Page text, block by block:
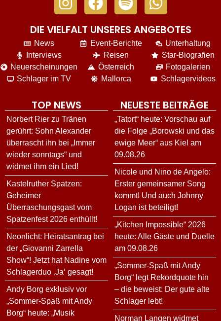
DIE VIELFALT UNSERES ANGEBOTES
News
Interviews
Neuerscheinungen
Schlager im TV
Event-Berichte
Reisen
Österreich
Mallorca
Unterhaltung
Star-Biografien
Fotogalerien
Schlagervideos
TOP NEWS
Norbert Rier zu Tränen
gerührt: Sohn Alexander
überrascht ihn bei „Immer
wieder sonntags“ und
widmet ihm ein Lied!
Kastelruther Spatzen:
Geheimer
Überraschungsgast vom
Spatzenfest 2026 enthüllt!
Neonlicht: Heiratsantrag bei
der „Giovanni Zarrella
Show“! Jetzt hat Nadine vom
Schlagerduo ‚Ja‘ gesagt!
Andy Borg exklusiv vor
„Sommer-Spaß mit Andy
Borg“ heute: „Musik
NEUESTE BEITRÄGE
„Tatort“ heute: Vorschau auf
die Folge „Borowski und das
ewige Meer“ aus Kiel am
09.08.26
Nicole und Nino de Angelo:
Erster gemeinsamer Song
kommt! Und auch Johnny
Logan ist beteiligt!
„Kitchen Impossible“ 2026
heute: Alle Gäste und Duelle
am 09.08.26
„Sommer-Spaß mit Andy
Borg“ legt Rekordquote hin
– die beweist: Der gute alte
Schlager lebt!
Norman Langen widmet